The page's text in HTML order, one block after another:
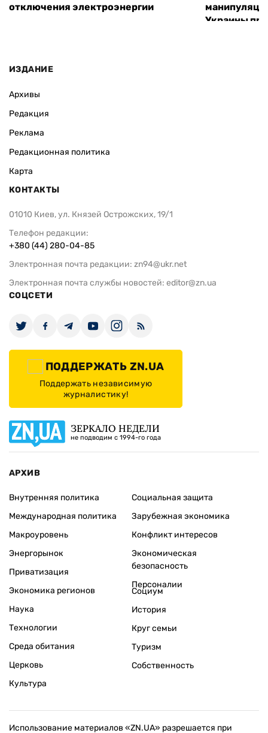
отключения электроэнергии
Украины
ИЗДАНИЕ
Архивы
Редакция
Реклама
Редакционная политика
Карта
КОНТАКТЫ
01010 Киев, ул. Князей Острожских, 19/1
Телефон редакции:
+380 (44) 280-04-85
Электронная почта редакции: zn94@ukr.net
Электронная почта службы новостей: editor@zn.ua
СОЦСЕТИ
ПОДДЕРЖАТЬ ZN.UA
Поддержать независимую
журналистику!
ЗЕРКАЛО НЕДЕЛИ
не подводим с 1994-го года
АРХИВ
Внутренняя политика
Международная политика
Макроуровень
Энергорынок
Приватизация
Экономика регионов
Социальная защита
Зарубежная экономика
Конфликт интересов
Экономическая
безопасность
Персоналии
Наука
Технологии
Среда обитания
Церковь
Культура
Социум
История
Круг семьи
Туризм
Собственность
Использование материалов «ZN.UA» разрешается при